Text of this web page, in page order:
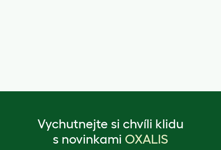
Vychutnejte si chvíli klidu
s novinkami OXALIS